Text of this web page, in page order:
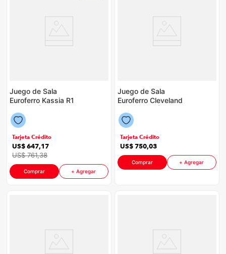
Juego de Sala
Euroferro Kassia R1
Tarjeta Crédito
US$647,17
US$ 761,38
Comprar + Agregar
Juego de Sala
Euroferro Cleveland
Chocolate + Mesa De
Centro Euroferro
Siena P88598 | Color
Panela Bellota
Tarjeta Crédito
US$750,03
Comprar + Agregar